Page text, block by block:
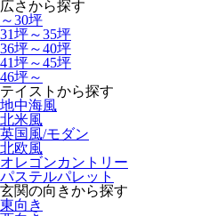
広さから探す
～30坪
31坪～35坪
36坪～40坪
41坪～45坪
46坪～
テイストから探す
地中海風
北米風
英国風/モダン
北欧風
オレゴンカントリー
パステルパレット
玄関の向きから探す
東向き